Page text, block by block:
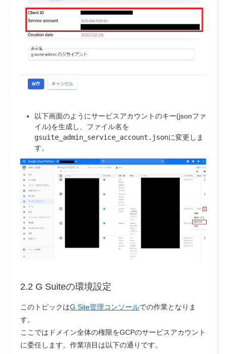
以下画面のようにサービスアカウントのキー(jsonファ
イル)を生成し、ファイル名を
gsuite_admin_service_account.jsonに変更しま
す。
2.2 G Suiteの環境設定
このトピックはG Site管理コンソールでの作業となりま
す。
ここではドメイン全体の権限をGCPのサービスアカウント
に委任します。作業項目は以下の通りです。